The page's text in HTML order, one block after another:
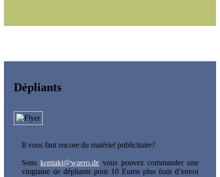
Dépliants
Il vous faut encore du matériel publicitaire?
Souskontakt@waero.de vous pouvez commander une
vingtaine de dépliants pour 10 Euros plus frais d’envoi